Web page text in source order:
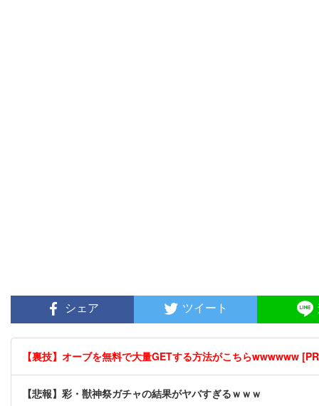
シェア ツイート
【裏技】オーブを無料で大量GETする方法がこちらwwwwww
【悲報】彩・獣神祭ガチャの結果がヤバすぎるｗｗｗ